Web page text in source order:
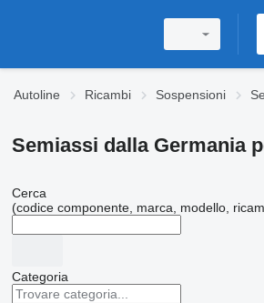
Autoline Ricambi Sospensioni
Semiassi dalla Germania
Cerca
(codice componente, marca, modello,
Categoria